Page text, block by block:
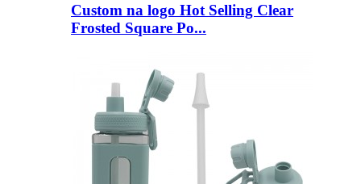
Custom na logo Hot Selling Clear
Frosted Square Po...